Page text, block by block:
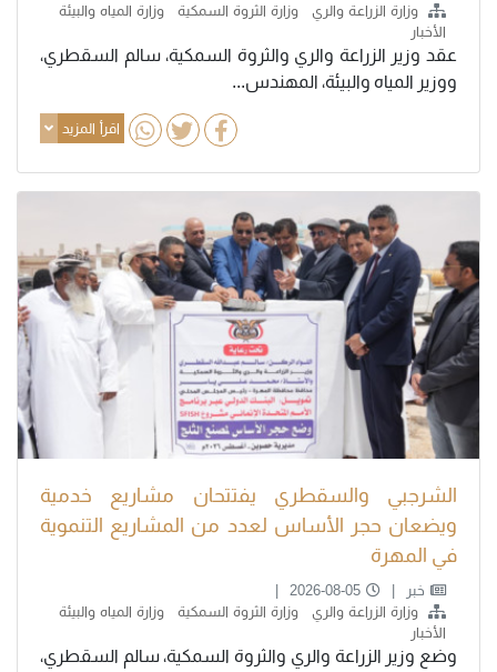
وزارة الزراعة والري
وزارة الثروة السمكية
وزارة المياه والبيئة
الأخبار
عقد وزير الزراعة والري والثروة السمكية، سالم السقطري،
ووزير المياه والبيئة، المهندس...
اقرأ المزيد
الشرجبي والسقطري يفتتحان مشاريع خدمية
ويضعان حجر الأساس لعدد من المشاريع التنموية
في المهرة
خبر
2026-08-05
وزارة الزراعة والري
وزارة الثروة السمكية
وزارة المياه والبيئة
الأخبار
وضع وزير الزراعة والري والثروة السمكية، سالم السقطري،